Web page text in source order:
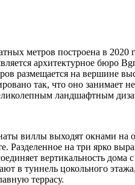
метров построена в
архитектурное бюро
размещается на вершине
так, что оно занимает
ландшафтным
виллы выходят окнами
Разделенное на три ярко
вертикальность дома
в туннель цокольного
террасу.